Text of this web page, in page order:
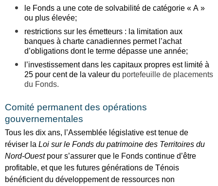
le Fonds a une cote de solvabilité de catégorie « A »
ou plus élevée;
restrictions sur les émetteurs : la limitation aux
banques à charte canadiennes permet l’achat
d’obligations dont le terme dépasse une année;
l’investissement dans les capitaux propres est limité à
25 pour cent de la valeur du portefeuille de placements
du Fonds.
Comité permanent des opérations
gouvernementales
Tous les dix ans, l’Assemblée législative est tenue de
réviser la Loi sur le Fonds du patrimoine des Territoires du
Nord-Ouest pour s’assurer que le Fonds continue d’être
profitable, et que les futures générations de Ténois
bénéficient du développement de ressources non